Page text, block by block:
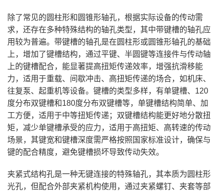
除了常见的圆柱形和圆锥形轴孔，根据实际设备的传动需
求，还存在多种特殊结构的轴孔类型，其中带键槽的轴孔应
用较为普遍。带键槽的轴孔是在圆柱形或圆锥形轴孔的基础
上，增加了键槽结构，通过平键、半圆键等连接件与传动轴
上的键槽配合，能显著提高扭矩传递效率，增强抗滑移能
力，适用于重载、间歇冲击、高扭矩传递的场合，如机床、
往复泵、起重机等设备。键槽的类型多样，有单键槽、120
度分布双键槽和180度分布双键槽等，单键槽结构简单、加
工方便，适用于中等扭矩传递；双键槽结构能更好地分散扭
矩，减少单键槽承受的应力，适用于高扭矩、高转速的传动
场景，其键宽和键槽深度需严格按照国家标准设计，确保与
键的配合精度，避免键槽损坏导致传动失效。
夹紧式结构孔是一种无键连接的特殊轴孔，其本质为圆柱形
光孔，但配合外部夹紧机构使用，通过夹紧螺钉、夹套等部